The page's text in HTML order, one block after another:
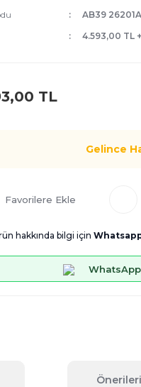
AB39
4.593,00 TL
TL
Gelince
hakkında bilgi için